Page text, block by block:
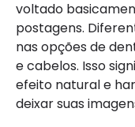
voltado
postagens.
nas opções de
e cabelos. Isso
efeito natural e
deixar suas